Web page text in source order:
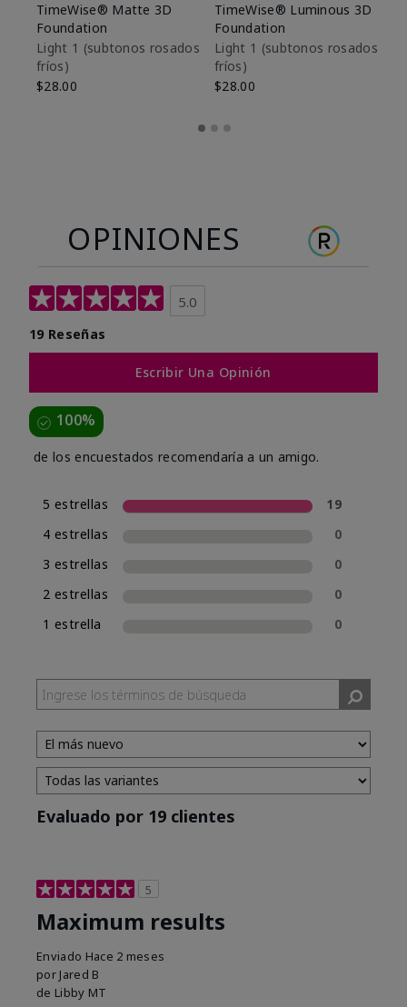
TimeWise® Matte 3D
Foundation
Light 1​ (subtonos rosados
fríos)
$28.00
TimeWise® Luminous 3D
Foundation
Light 1​ (subtonos rosados
fríos)
$28.00
OPINIONES
5.0
19 Reseñas
Escribir Una Opinión
100%
de los encuestados recomendaría a un amigo.
5 estrellas
19
4 estrellas
0
3 estrellas
0
2 estrellas
0
1 estrella
0
Evaluado por 19 clientes
5
Maximum results
Enviado Hace 2 meses
por Jared B
de Libby MT